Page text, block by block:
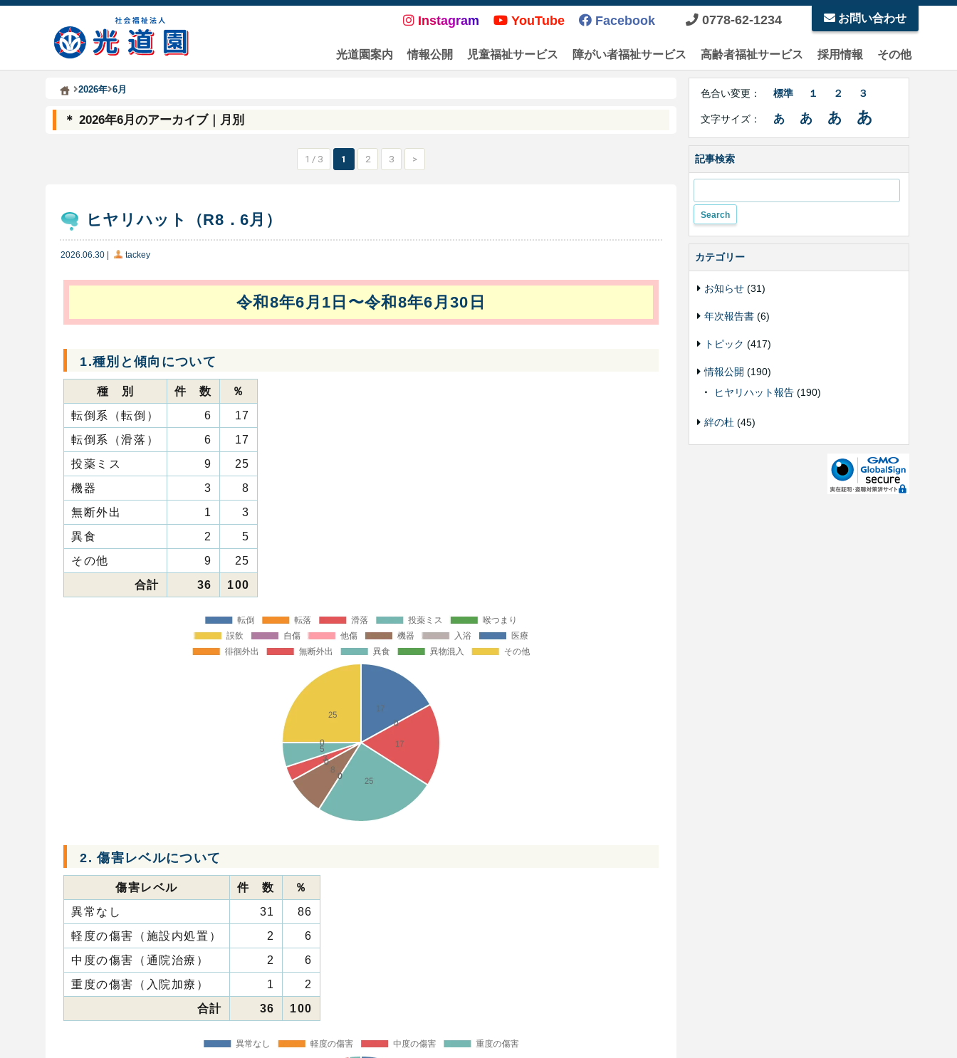
Instagram YouTube Facebook 0778-62-1234 お問い合わせ
光道園案内 情報公開 児童福祉サービス 障がい者福祉サービス 高齢者福祉サービス 採用情報 その他
Kodoen | Breadcrumbs list
社会福祉法人 光道園
2026年 6月
＊ 2026年6月のアーカイブ｜月別
1 / 3 1 2 3 >
ヒヤリハット（R8．6月）
2026.06.30 tackey
令和8年6月1日〜令和8年6月30日
1.種別と傾向について
種 別 件 数
％
転倒系（転倒）
6
17
転倒系（滑落）
6
17
投薬ミス
9
25
機器
3
8
無断外出
1
3
異食
2
5
その他
9
25
合計
36 100
2. 傷害レベルについて
傷害レベル 件 数
％
異常なし
31
86
軽度の傷害（施設内処置）
2
6
中度の傷害（通院治療）
2
6
重度の傷害（入院加療）
1
2
合計
36 100
Right
Side
色
合
変
色合い変更： 標準 １ ２ ３
文字サイズ： あ あ あ あ
記事検索
カテゴリー
お知らせ (31)
年次報告書 (6)
トピック (417)
情報公開 (190)
ヒヤリハット報告 (190)
絆の杜 (45)